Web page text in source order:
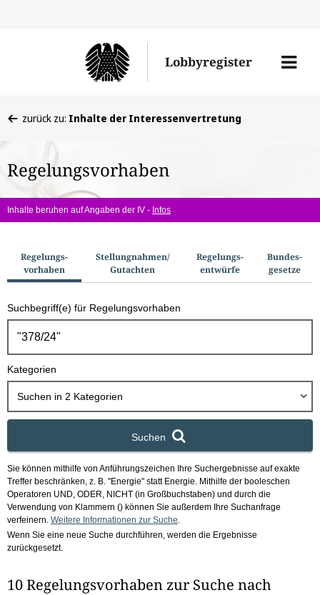
den
Lobbyregister
Menü
befinden
hier:
zurück zu: Inhalte der Interessenvertretung
Regelungsvorhaben
Inhalte beruhen auf Angaben der IV - Infos
u
c
h
o
Regelungs­
vorhaben
Stellungnahmen/​
Gutachten
Regelungs­
entwürfe
Bundes­
gesetze
Suchbegriff(e) für Regelungsvorhaben
Kategorien
Suchen in 2 Kategorien
Suchen
Sie können mithilfe von Anführungszeichen Ihre Suchergebnisse auf exakte
Treffer beschränken, z. B. "Energie" statt Energie. Mithilfe der booleschen
Operatoren UND, ODER, NICHT (in Großbuchstaben) und durch die
Verwendung von Klammern () können Sie außerdem Ihre Suchanfrage
verfeinern. Weitere Informationen zur Suche
Wenn Sie eine neue Suche durchführen, werden die Ergebnisse
zurückgesetzt.
10 Regelungsvorhaben zur Suche nach